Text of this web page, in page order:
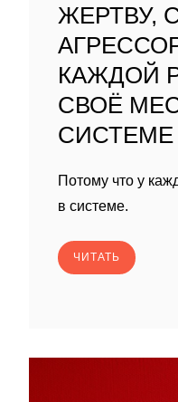
ЖЕРТВУ,
КАЖДОЙ
СВОЁ
СИСТЕМЕ
Потому что у
в системе.
ЧИТАТЬ